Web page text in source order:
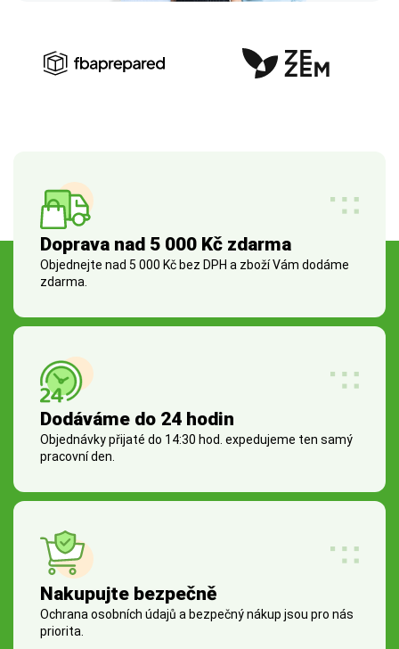
Doprava nad 5 000 Kč zdarma
Objednejte nad 5 000 Kč bez DPH a zboží Vám dodáme
zdarma.
Dodáváme do 24 hodin
Objednávky přijaté do 14:30 hod. expedujeme ten samý
pracovní den.
Nakupujte bezpečně
Ochrana osobních údajů a bezpečný nákup jsou pro nás
priorita.